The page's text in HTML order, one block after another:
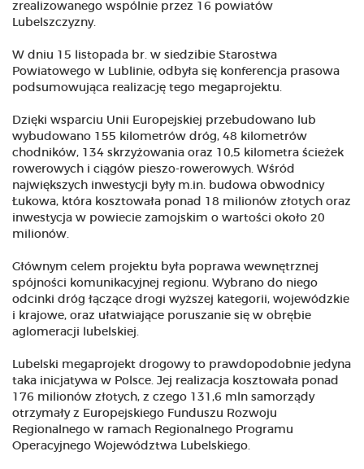
zrealizowanego wspólnie przez 16 powiatów
Lubelszczyzny.
W dniu 15 listopada br. w siedzibie Starostwa
Powiatowego w Lublinie, odbyła się konferencja prasowa
podsumowująca realizację tego megaprojektu.
Dzięki wsparciu Unii Europejskiej przebudowano lub
wybudowano 155 kilometrów dróg, 48 kilometrów
chodników, 134 skrzyżowania oraz 10,5 kilometra ścieżek
rowerowych i ciągów pieszo-rowerowych. Wśród
największych inwestycji były m.in. budowa obwodnicy
Łukowa, która kosztowała ponad 18 milionów złotych oraz
inwestycja w powiecie zamojskim o wartości około 20
milionów.
Głównym celem projektu była poprawa wewnętrznej
spójności komunikacyjnej regionu. Wybrano do niego
odcinki dróg łączące drogi wyższej kategorii, wojewódzkie
i krajowe, oraz ułatwiające poruszanie się w obrębie
aglomeracji lubelskiej.
Lubelski megaprojekt drogowy to prawdopodobnie jedyna
taka inicjatywa w Polsce. Jej realizacja kosztowała ponad
176 milionów złotych, z czego 131,6 mln samorządy
otrzymały z Europejskiego Funduszu Rozwoju
Regionalnego w ramach Regionalnego Programu
Operacyjnego Województwa Lubelskiego.